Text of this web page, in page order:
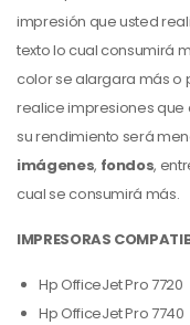
impresión que usted
texto lo cual consumirá
colorse alargara más o
realice impresiones
su rendimiento será
imágenes, fondos,
cual se consumirá más.
IMPRESORAS
Hp OfficeJet Pro 7720
Hp OfficeJet Pro 7740